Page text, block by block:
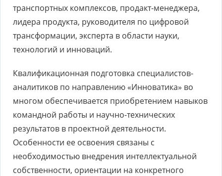
транспортных комплексов, продакт-менеджера,
лидера продукта, руководителя по цифровой
трансформации, эксперта в области науки,
технологий и инноваций.
Квалификационная подготовка специалистов-
аналитиков по направлению «Инноватика» во
многом обеспечивается приобретением навыков
командной работы и научно-технических
результатов в проектной деятельности.
Особенности ее освоения связаны с
необходимостью внедрения интеллектуальной
собственности, ориентации на конкретного